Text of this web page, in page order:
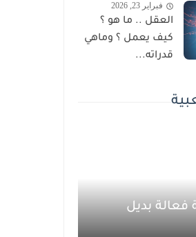
فبراير 23, 2026
العقل .. ما هو ؟
كيف يعمل ؟ وماهي
قدراته...
بديل